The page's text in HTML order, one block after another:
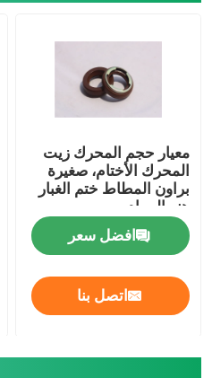
المثبتات المعدنية والسحابات
ختم رمح الميكانيكية
الأختام صمام الجذعية النفط
أجزاء إصلاح المحرك
معيار حجم المحرك زيت
المحرك الأختام، صغيرة
براون المطاط ختم الغبار
هنر المواد
افضل سعر
اتصل بنا